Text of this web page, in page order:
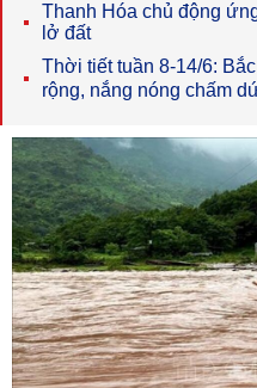
Thanh Hóa chủ động
lở đất
Thời tiết tuần 8-14/6:
rộng, nắng nóng chấm